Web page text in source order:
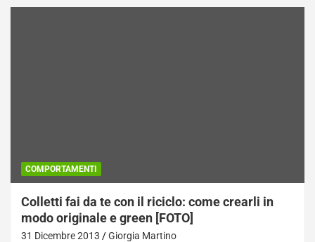
COMPORTAMENTI
Colletti fai da te con il riciclo: come crearli in
modo originale e green [FOTO]
31 Dicembre 2013 Giorgia Martino